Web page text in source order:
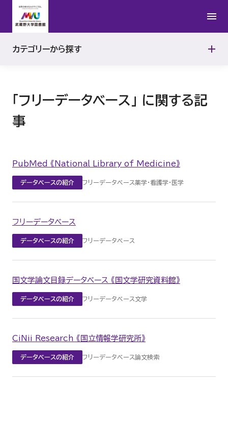
「フリーデータベース」 に関する記
事
PubMed 《National Library of Medicine》
データベースの紹介 フリーデータベース薬学・看護学・医学
フリーデータベース
データベースの紹介 フリーデータベース
国文学論文目録データベース 《国文学研究資料館》
データベースの紹介 フリーデータベース 文学
CiNii Research 《国立情報学研究所》
データベースの紹介 フリーデータベース論文検索
カテゴリーから探す
図書館資料の探し方
文献管理